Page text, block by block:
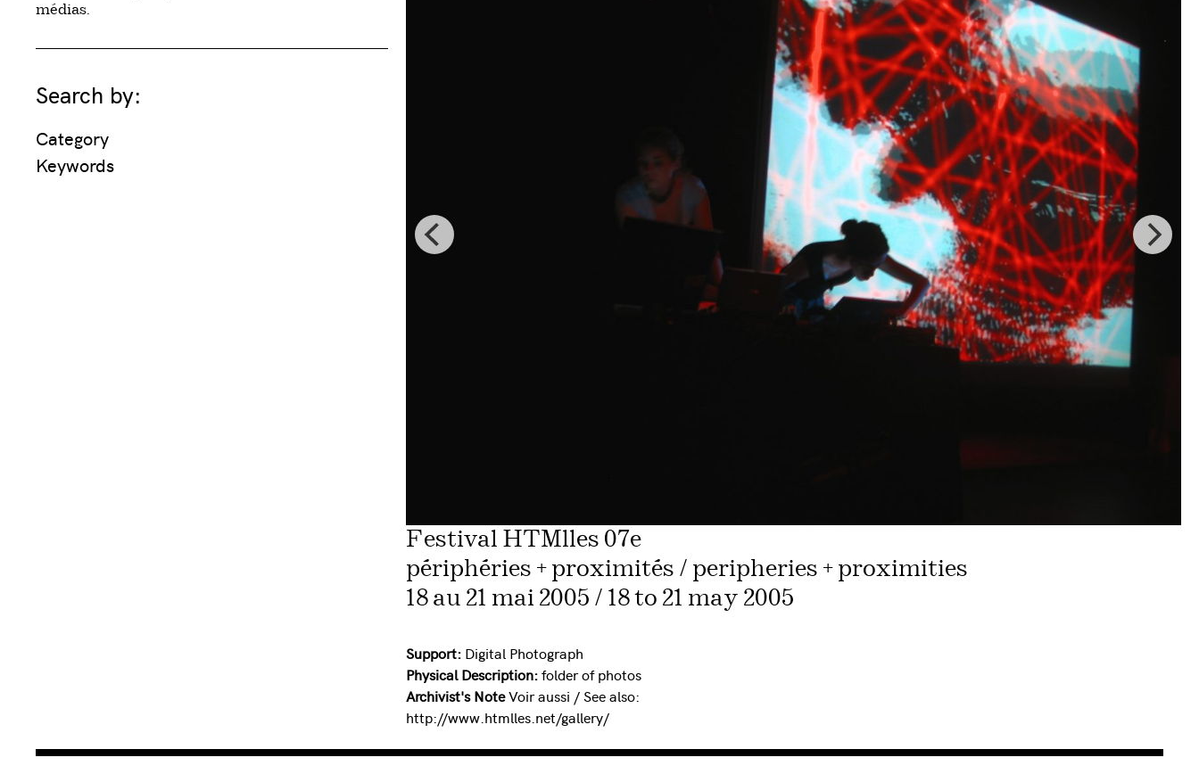
médias.
Search by:
Category
Keywords
Festival HTMlles 07e
périphéries + proximités / peripheries + proximities
18 au 21 mai 2005 / 18 to 21 may 2005
Support:Digital Photograph
Physical Description:folder of photos
Archivist's NoteVoir aussi / See also:
http://www.htmlles.net/gallery/